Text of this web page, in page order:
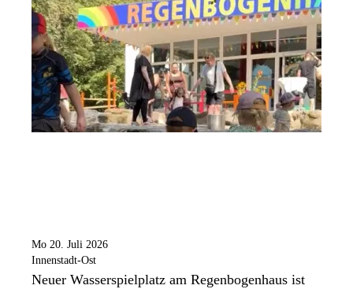
Mo 20. Juli 2026
Innenstadt-Ost
Neuer Wasserspielplatz am Regenbogenhaus ist